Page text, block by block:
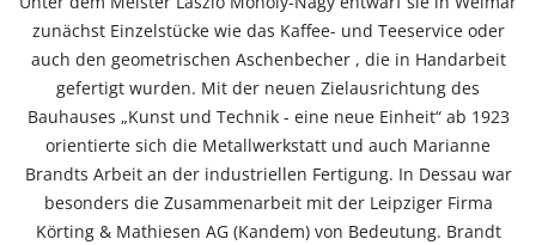
zunächst Einzelstücke wie das Kaffee- und Teeservice oder
auch den geometrischen Aschenbecher , die in Handarbeit
gefertigt wurden. Mit der neuen Zielausrichtung des
Bauhauses „Kunst und Technik - eine neue Einheit“ ab 1923
orientierte sich die Metallwerkstatt und auch Marianne
Brandts Arbeit an der industriellen Fertigung. In Dessau war
besonders die Zusammenarbeit mit der Leipziger Firma
Körting & Mathiesen AG (Kandem) von Bedeutung. Brandt